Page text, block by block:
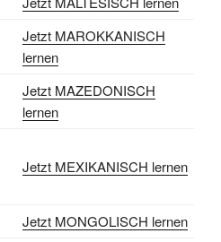
Jetzt MAROKKANISCH
lernen
Jetzt MAZEDONISCH
lernen
Jetzt MEXIKANISCH lernen
Jetzt MONGOLISCH lernen